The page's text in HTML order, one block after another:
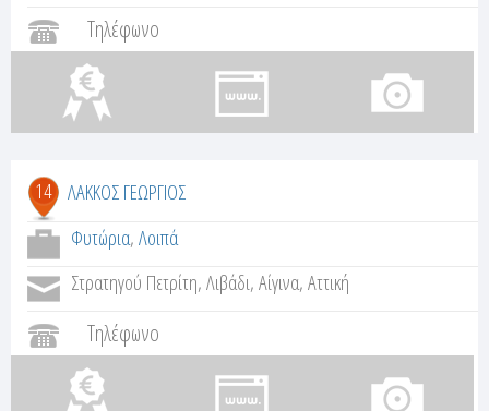
Τηλέφωνο
14 ΛΑΚΚΟΣ ΓΕΩΡΓΙΟΣ
Φυτώρια,Λοιπά
Στρατηγού Πετρίτη, Λιβάδι, Αίγινα, Αττική
Τηλέφωνο